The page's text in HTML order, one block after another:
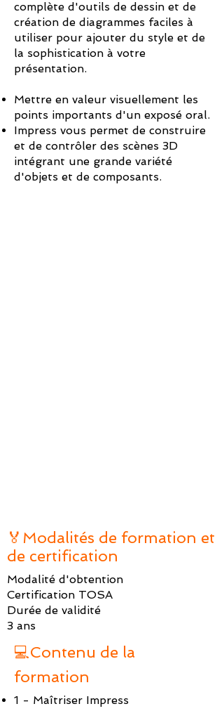
complète d'outils de dessin et de
création de diagrammes faciles à
utiliser pour ajouter du style et de
la sophistication à votre
présentation.
Mettre en valeur visuellement les
points importants d'un exposé oral.
Impress vous permet de construire
et de contrôler des scènes 3D
intégrant une grande variété
d'objets et de composants.
🏅Modalités de formation et
de certification
Modalité d'obtention
Certification TOSA
Durée de validité
3 ans
💻Contenu de la
formation
1 - Maîtriser Impress